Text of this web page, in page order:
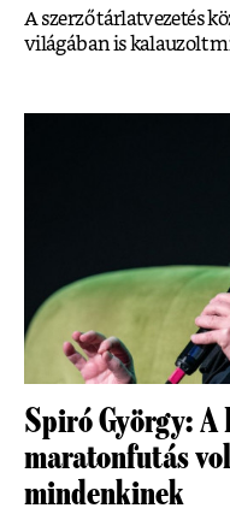
A szerző tárlatvezetés
világában is kalauzolt
Spiró György: A
maratonfutás
mindenkinek